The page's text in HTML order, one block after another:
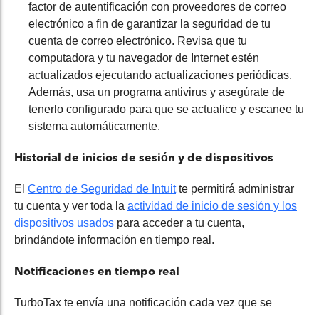
factor de autentificación con proveedores de correo
electrónico a fin de garantizar la seguridad de tu
cuenta de correo electrónico. Revisa que tu
computadora y tu navegador de Internet estén
actualizados ejecutando actualizaciones periódicas.
Además, usa un programa antivirus y asegúrate de
tenerlo configurado para que se actualice y escanee tu
sistema automáticamente.
Historial de inicios de sesión y de dispositivos
El Centro de Seguridad de Intuitte permitirá administrar
tu cuenta y ver toda la actividad de inicio de sesión y los
dispositivos usados para acceder a tu cuenta,
brindándote información en tiempo real.
Notificaciones en tiempo real
TurboTax te envía una notificación cada vez que se